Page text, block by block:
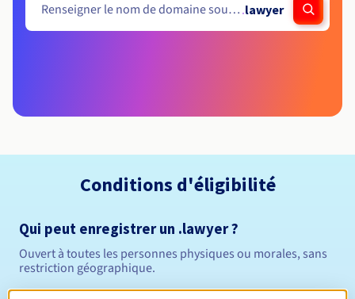
.lawyer
Conditions d'éligibilité
Qui peut enregistrer un .lawyer ?
Ouvert à toutes les personnes physiques ou morales, sans
restriction géographique.